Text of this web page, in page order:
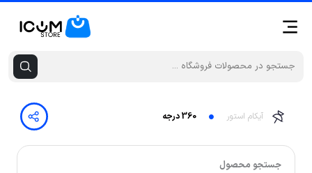
آیکام استور 360 درجه
جستجو محصول